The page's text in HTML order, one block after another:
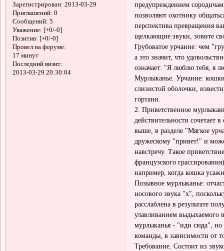
Зарегистрирован: 2013-03-29
Приглашений: 0
Сообщений: 5
Уважение: [+0/-0]
Позитив: [+0/-0]
Провел на форуме:
17 минут
Последний визит:
2013-03-29 20:30:04
предупреждением
позволяют охотнику
перспектива превращения
щелкающие звуки, зовите
Грубоватое урчание: чем
а это значит, что
означает: "Я люблю тебя, я
Мурлыканье. Урчание: кошки
слизистой оболочки,
гортани.
2. Приветственное
действительности
выше, в разделе "Мягкое
дружескому "привет!" и
навстречу. Такое
французского
например, когда кошка
Позывное мурлыканье:
носового звука "х",
расслаблена в результате
улавливанием выдыхаемого
мурлыканья - "иди сюда", но
команды, в зависимости от
Требование. Состоит из